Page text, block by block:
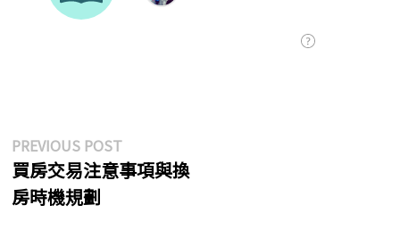
文
章
導
PREVIOUS POSTPrevious
post:
買房交易注意事項與換
房時機規劃